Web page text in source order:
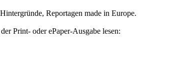
Reportagen made in Europe.
Print- oder ePaper-Ausgabe lesen: